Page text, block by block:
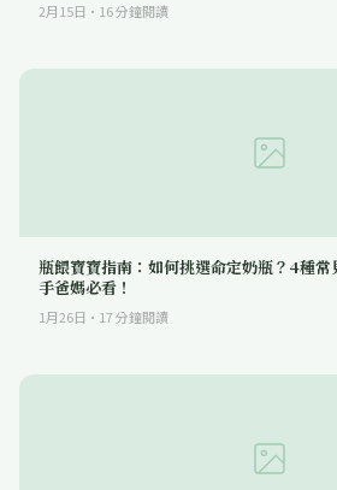
2月15日 · 16分鐘閱讀
瓶餵寶寶指南：如何挑選命定奶瓶？4種
手爸媽必看！
1月26日 · 17分鐘閱讀